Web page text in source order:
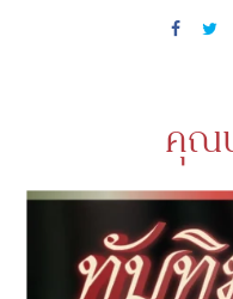
คุณ